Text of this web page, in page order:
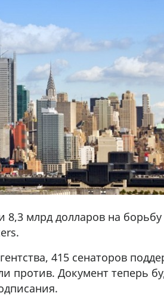
млрд долларов на борьбу
415 сенаторов
против. Документ теперь